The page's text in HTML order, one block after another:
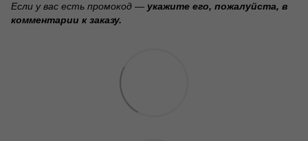
Если у вас есть промокод — укажите его, пожалуйста, в
комментарии к заказу.